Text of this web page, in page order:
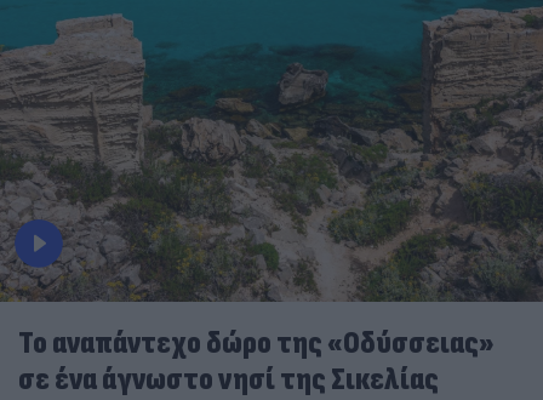
To αναπάντεχο δώρο της «Οδύσσειας»
σε ένα άγνωστο νησί της Σικελίας